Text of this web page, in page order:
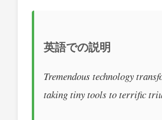
英語での説明
Tremendous technology
taking tiny tools to terrific